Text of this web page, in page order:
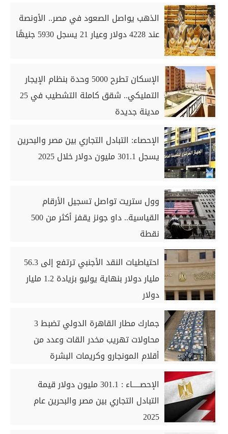
الذهب يواصل الصعود في مصر.. الأونصة
عند 4228 دولار وعيار 21 يسجل 5930 جنيهًا
الإسكان تطرح 5000 وحدة بنظام الإيجار
التمليكي.. شقق كاملة التشطيب في 25
مدينة جديدة
الإحصاء: التبادل التجاري بين مصر والبحرين
يسجل 301.1 مليون دولار خلال 2025
وول ستريت تواصل تسجيل الأرقام
القياسية.. داو جونز يقفز أكثر من 500
نقطة
احتياطيات النقد الأجنبي ترتفع إلى 56.3
مليار دولار بنهاية يوليو بزيادة 1.2 مليار
دولار
جمارك مطار القاهرة الدولي تضبط 3
محاولات تهريب مخدر القات وعدد من
أقلام المونجارو وكريمات البشرة
الإحصـــــاء : 301.1 مليون دولار قيمة
التبادل التجاري بين مصر والبحرين عام
2025